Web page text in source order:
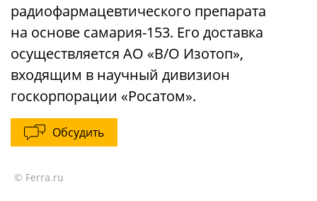
радиофармацевтического препарата
на основе самария-153. Его доставка
осуществляется АО «В/О Изотоп»,
входящим в научный дивизион
госкорпорации «Росатом».
Обсудить
© Ferra.ru